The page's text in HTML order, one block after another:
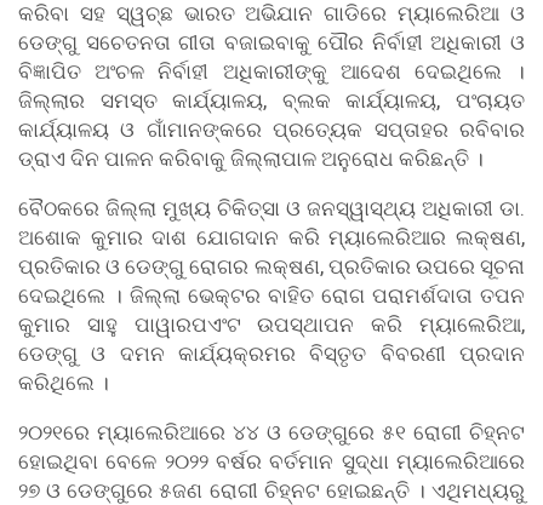
କରିବା ସହ ସ୍ୱଚ୍ଛ ଭାରତ ଅଭିଯାନ ଗାଡିରେ ମ୍ୟାଲେରିଆ ଓ
ଡେଙ୍ଗୁ ସଚେତନତା ଗୀତା ବଜାଇବାକୁ ପୌର ନିର୍ବାହୀ ଅଧିକାରୀ ଓ
ବିଜ୍ଞାପିତ ଅଂଚଳ ନିର୍ବାହୀ ଅଧିକାରୀଙ୍କୁ ଆଦେଶ ଦେଇଥିଲେ ।
ଜିଲ୍ଲାର ସମସ୍ତ କାର୍ଯ୍ୟାଳୟ, ବ୍ଲକ କାର୍ଯ୍ୟାଳୟ, ପଂଚାୟତ
କାର୍ଯ୍ୟାଳୟ ଓ ଗାଁମାନଙ୍କରେ ପ୍ରତ୍ୟେକ ସପ୍ତାହର ରବିବାର
ଡ୍ରାଏ ଦିନ ପାଳନ କରିବାକୁ ଜିଲ୍ଲାପାଳ ଅନୁରୋଧ କରିଛନ୍ତି ।
ବୈଠକରେ ଜିଲ୍ଲା ମୁଖ୍ୟ ଚିକିତ୍ସା ଓ ଜନସ୍ୱାସ୍ଥ୍ୟ ଅଧିକାରୀ ଡା.
ଅଶୋକ କୁମାର ଦାଶ ଯୋଗଦାନ କରି ମ୍ୟାଲେରିଆର ଲକ୍ଷଣ,
ପ୍ରତିକାର ଓ ଡେଙ୍ଗୁ ରୋଗର ଲକ୍ଷଣ, ପ୍ରତିକାର ଉପରେ ସୂଚନା
ଦେଇଥିଲେ । ଜିଲ୍ଲା ଭେକ୍ଟର ବାହିତ ରୋଗ ପରାମର୍ଶଦାତା ତପନ
କୁମାର ସାହୁ ପାୱାରପଏଂଟ ଉପସ୍ଥାପନ କରି ମ୍ୟାଲେରିଆ,
ଡେଙ୍ଗୁ ଓ ଦମନ କାର୍ଯ୍ୟକ୍ରମର ବିସ୍ତୃତ ବିବରଣୀ ପ୍ରଦାନ
କରିଥିଲେ ।
୨୦୨୧ରେ ମ୍ୟାଲେରିଆରେ ୪୪ ଓ ଡେଙ୍ଗୁରେ ୫୧ ରୋଗୀ ଚିହ୍ନଟ
ହୋଇଥିବା ବେଳେ ୨୦୨୨ ବର୍ଷର ବର୍ତମାନ ସୁଦ୍ଧା ମ୍ୟାଲେରିଆରେ
୨୭ ଓ ଡେଙ୍ଗୁରେ ୫ଜଣ ରୋଗୀ ଚିହ୍ନଟ ହୋଇଛନ୍ତି । ଏଥିମଧ୍ୟରୁ